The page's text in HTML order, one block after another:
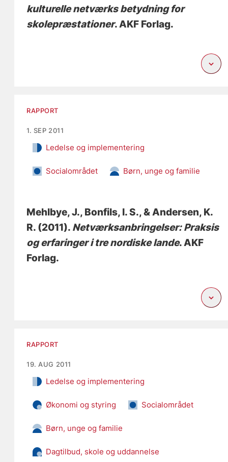
kulturelle netværks betydning for
skolepræstationer. AKF Forlag.
RAPPORT
1. SEP 2011
Ledelse og implementering
Socialområdet Børn, unge og familie
Mehlbye, J., Bonfils, I. S., & Andersen, K.
R. (2011). Netværksanbringelser: Praksis
og erfaringer i tre nordiske lande. AKF
Forlag.
RAPPORT
19. AUG 2011
Ledelse og implementering
Økonomi og styring Socialområdet
Børn, unge og familie
Dagtilbud, skole og uddannelse